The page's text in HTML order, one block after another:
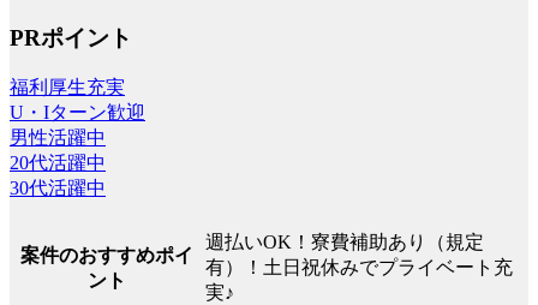
PRポイント
福利厚生充実
U・Iターン歓迎
男性活躍中
20代活躍中
30代活躍中
案件のおすすめポイ
ント
週払いOK！寮費補助あり（規定
有）！土日祝休みでプライベート充
実♪